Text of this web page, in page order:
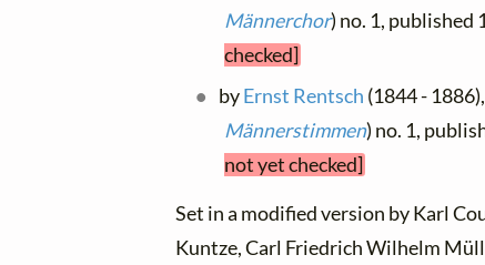
Männerchor) no. 1, published
checked]
byErnst Rentsch (1844 -
Männerstimmen) no. 1,
not yet checked]
Set in a modified version by Karl
Kuntze, Carl Friedrich Wilhelm